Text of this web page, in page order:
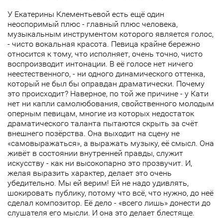
У Екатерины Клементьевой есть ещё один
неоспоримый плюс - главный плюс человека,
музыкальным инструментом которого является голос,
- чисто вокальная красота. Певица крайне бережно
относится к тому, что исполняет, очень точно, чисто
воспроизводит интонации. В её голосе нет ничего
неестественного, - ни одного динамического оттенка,
который не был бы оправдан драматически. Почему
это происходит? Наверное, по той же причине - у Кати
нет ни капли самолюбования, свойственного молодым
оперным певицам, многие из которых недостаток
драматического таланта пытаются скрыть за счёт
внешнего позёрства. Она выходит на сцену не
«самовыражаться», а выражать музыку, её смысл. Она
живёт в состоянии внутренней правды, служит
искусству - как ни высокопарно это прозвучит. И,
желая выразить характер, делает это очень
убедительно. Мы ей верим! Ей не надо удивлять,
шокировать публику, потому что всё, что нужно, до неё
сделал композитор. Её дело - «всего лишь» донести до
слушателя его мысли. И она это делает блестяще.